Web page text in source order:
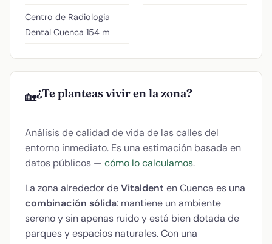
Centro de Radiologia
Dental Cuenca 154 m
🏡¿Te planteas vivir en la zona?
Análisis de calidad de vida de las calles del
entorno inmediato. Es una estimación basada en
datos públicos — cómo lo calculamos.
La zona alrededor deVitaldent en Cuenca es una
combinación sólida: mantiene un ambiente
sereno y sin apenas ruido y está bien dotada de
parques y espacios naturales. Con una